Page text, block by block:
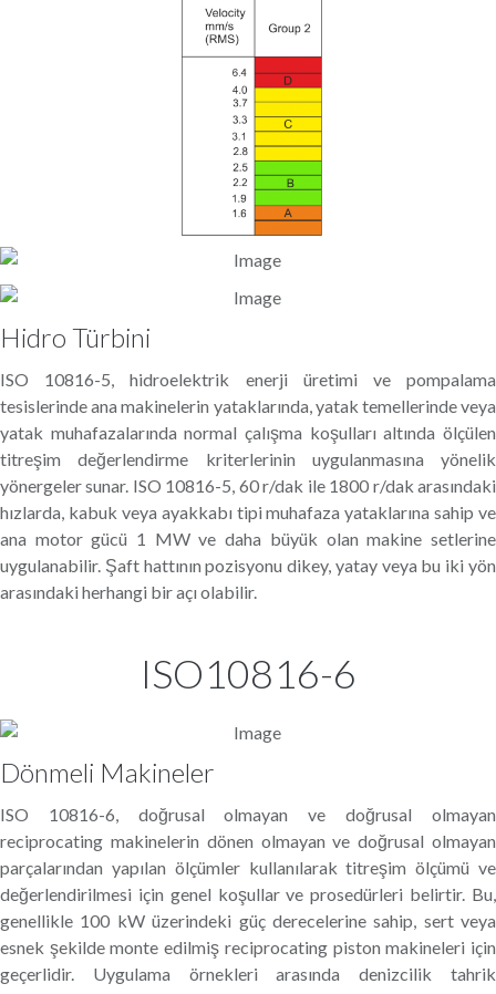
Hidro Türbini
ISO 10816-5, hidroelektrik enerji üretimi ve pompalama
tesislerinde ana makinelerin yataklarında, yatak temellerinde veya
yatak muhafazalarında normal çalışma koşulları altında ölçülen
titreşim değerlendirme kriterlerinin uygulanmasına yönelik
yönergeler sunar. ISO 10816-5, 60 r/dak ile 1800 r/dak arasındaki
hızlarda, kabuk veya ayakkabı tipi muhafaza yataklarına sahip ve
ana motor gücü 1 MW ve daha büyük olan makine setlerine
uygulanabilir. Şaft hattının pozisyonu dikey, yatay veya bu iki yön
arasındaki herhangi bir açı olabilir.
ISO10816-6
Dönmeli Makineler
ISO 10816-6, doğrusal olmayan ve doğrusal olmayan
reciprocating makinelerin dönen olmayan ve doğrusal olmayan
parçalarından yapılan ölçümler kullanılarak titreşim ölçümü ve
değerlendirilmesi için genel koşullar ve prosedürleri belirtir. Bu,
genellikle 100 kW üzerindeki güç derecelerine sahip, sert veya
esnek şekilde monte edilmiş reciprocating piston makineleri için
geçerlidir. Uygulama örnekleri arasında denizcilik tahrik